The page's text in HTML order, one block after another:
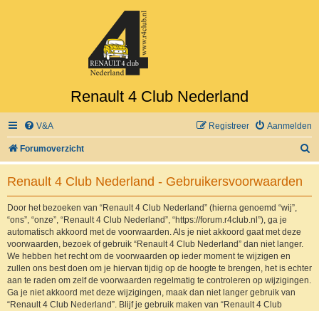
Renault 4 Club Nederland
V&A Aanmelden
Registreer
Forumoverzicht
o
Renault 4 Club Nederland - Gebruikersvoorwaarden
Door het bezoeken van “Renault 4 Club Nederland” (hierna genoemd “wij”,
“ons”, “onze”, “Renault 4 Club Nederland”, “https://forum.r4club.nl”), ga je
automatisch akkoord met de voorwaarden. Als je niet akkoord gaat met deze
voorwaarden, bezoek of gebruik “Renault 4 Club Nederland” dan niet langer.
We hebben het recht om de voorwaarden op ieder moment te wijzigen en
zullen ons best doen om je hiervan tijdig op de hoogte te brengen, het is echter
aan te raden om zelf de voorwaarden regelmatig te controleren op wijzigingen.
Ga je niet akkoord met deze wijzigingen, maak dan niet langer gebruik van
“Renault 4 Club Nederland”. Blijf je gebruik maken van “Renault 4 Club